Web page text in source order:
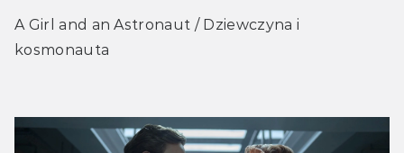
A Girl and an Astronaut / Dziewczyna i
kosmonauta